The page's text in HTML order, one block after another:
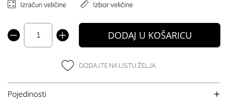
Izračun veličine Izbor veličine
DODAJ U KOŠARICU
DODAJTE NA LISTU ŽELJA
Pojedinosti